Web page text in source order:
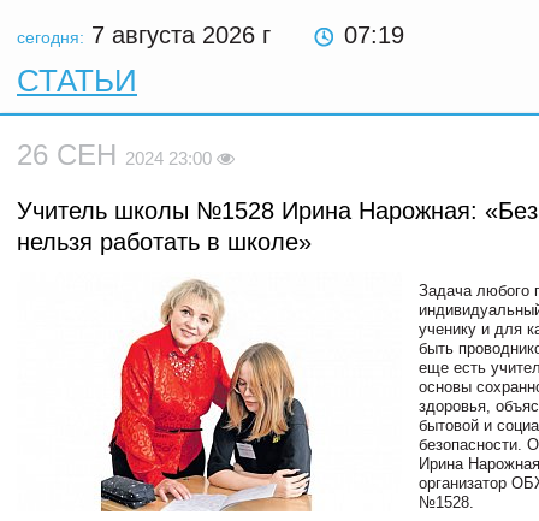
сегодня: 7 августа 2026 г 07:19
СТАТЬИ
26 СЕН 2024 23:00
Учитель школы №1528 Ирина Нарожная:
нельзя работать в школе»
Задача любого
ученику и для
быть
еще есть
основы
здоровья,
бытовой и
безопасности.
Ирина
организатор
№1528.